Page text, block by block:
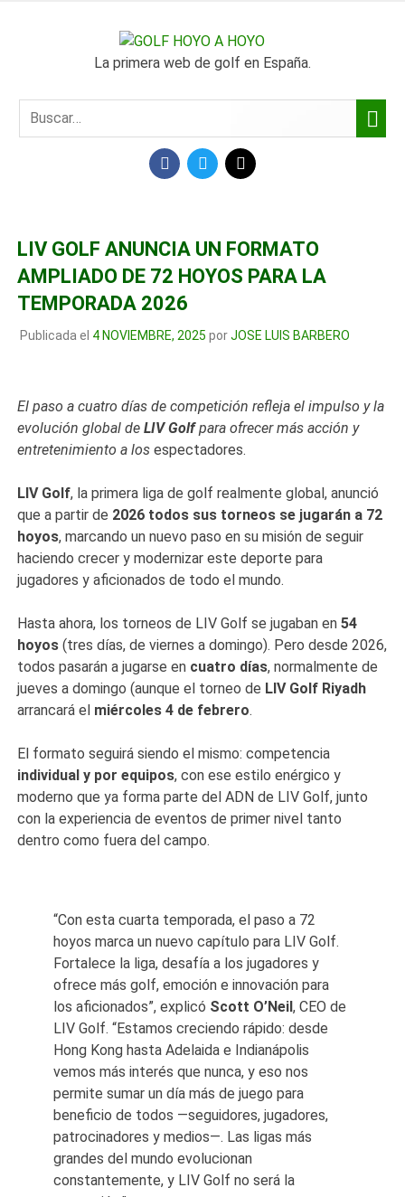
GOLF
HOYO
La primera web de golf en España.
FACEBOOKTWITTER
MAIL
LIV GOLF ANUNCIA UN FORMATO
AMPLIADO DE 72 HOYOS PARA LA
TEMPORADA 2026
Publicada el 4 NOVIEMBRE, 2025 porJOSE LUIS BARBERO
El paso a cuatro días de competición refleja el impulso y la
evolución global de LIV Golfpara ofrecer más acción y
entretenimiento a losespectadores.
LIV Golf, la primera liga de golf realmente global, anunció
que a partir de 2026 todos sus torneos se jugarán a 72
hoyos, marcando un nuevo paso en su misión de seguir
haciendo crecer y modernizar este deporte para
jugadores y aficionados de todo el mundo.
Hasta ahora, los torneos de LIV Golf se jugaban en54
hoyos (tres días, de viernes a domingo). Pero desde 2026,
todos pasarán a jugarse en cuatro días, normalmente de
jueves a domingo (aunque el torneo de LIV Golf Riyadh
arrancará el miércoles 4 de febrero.
El formato seguirá siendo el mismo: competencia
individual y por equipos, con ese estilo enérgico y
moderno que ya forma parte del ADN de LIV Golf, junto
con la experiencia de eventos de primer nivel tanto
dentro como fuera del campo.
“Con esta cuarta temporada, el paso a 72
hoyos marca un nuevo capítulo para LIV Golf.
Fortalece la liga, desafía a los jugadores y
ofrece más golf, emoción e innovación para
los aficionados”, explicó Scott O’Neil, CEO de
LIV Golf. “Estamos creciendo rápido: desde
Hong Kong hasta Adelaida e Indianápolis
vemos más interés que nunca, y eso nos
permite sumar un día más de juego para
beneficio de todos —seguidores, jugadores,
patrocinadores y medios—. Las ligas más
grandes del mundo evolucionan
constantemente, y LIV Golf no será la